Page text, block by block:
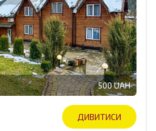
500 UAH
ДИВИТИСИ